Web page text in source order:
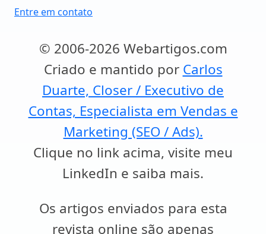
Entre em contato
© 2006-2026 Webartigos.com
Criado e mantido por Carlos
Duarte, Closer / Executivo de
Contas, Especialista em Vendas e
Marketing (SEO / Ads).
Clique no link acima, visite meu
LinkedIn e saiba mais.
Os artigos enviados para esta
revista online são apenas